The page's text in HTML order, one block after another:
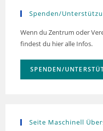
Spenden/
Wenn du Zentrum oder
findest du hier alle Infos.
SPENDEN/
Seite Maschinell